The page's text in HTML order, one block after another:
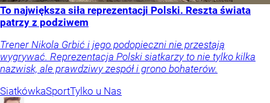
To największa siła reprezentacji Polski. Reszta świata
patrzy z podziwem
Trener Nikola Grbić i jego podopieczni nie przestają
wygrywać. Reprezentacja Polski siatkarzy to nie tylko kilka
nazwisk, ale prawdziwy zespół i grono bohaterów.
SiatkówkaSportTylko u Nas